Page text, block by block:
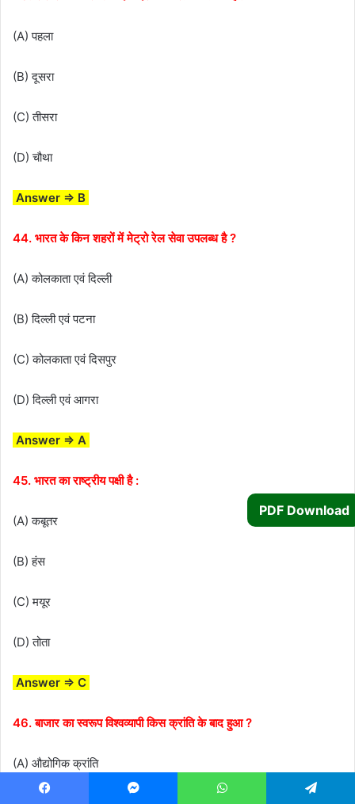
(A) पहला
(B) दूसरा
(C) तीसरा
(D) चौथा
Answer ⇒ B
44. भारत के किन शहरों में मेट्रो रेल सेवा उपलब्ध है ?
(A) कोलकाता एवं दिल्ली
(B) दिल्ली एवं पटना
(C) कोलकाता एवं दिसपुर
(D) दिल्ली एवं आगरा
Answer ⇒ A
45. भारत का राष्ट्रीय पक्षी है :
(A) कबूतर
(B) हंस
(C) मयूर
(D) तोता
Answer ⇒ C
46. बाजार का स्वरूप विश्वव्यापी किस क्रांति के बाद हुआ ?
(A) औद्योगिक क्रांति
PDF Download